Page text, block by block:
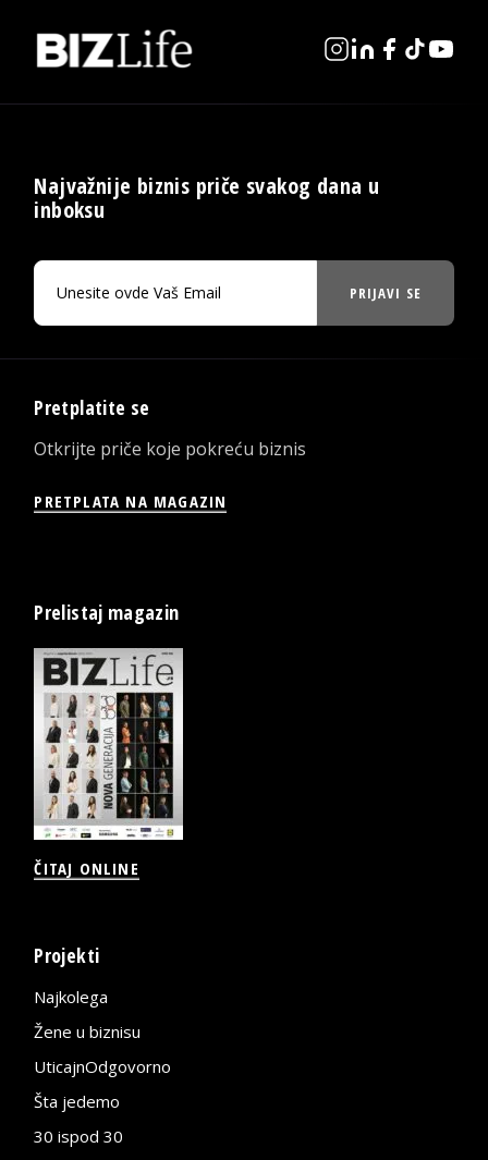
Najvažnije biznis priče svakog dana u
inboksu
PRIJAVI SE
Pretplatite se
Otkrijte priče koje pokreću biznis
PRETPLATA NA MAGAZIN
Prelistaj magazin
ČITAJ ONLINE
Projekti
Najkolega
Žene u biznisu
UticajnOdgovorno
Šta jedemo
30 ispod 30